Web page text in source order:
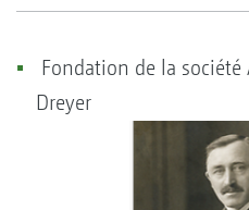
Fondation de la société
Dreyer